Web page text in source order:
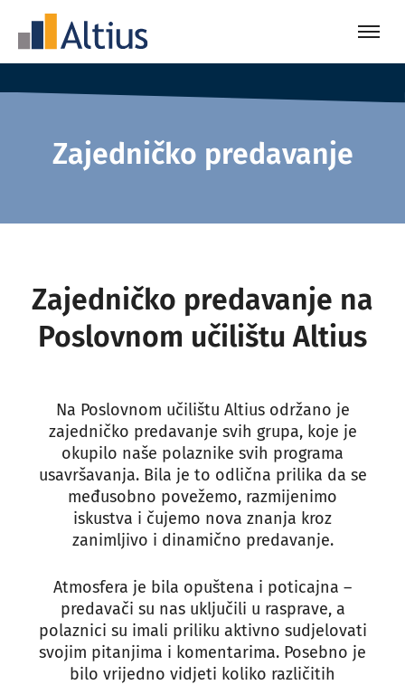
Zajedničko predavanje
Zajedničko predavanje na
Poslovnom učilištu Altius
Na Poslovnom učilištu Altius održano je
zajedničko predavanje svih grupa, koje je
okupilo naše polaznike svih programa
usavršavanja. Bila je to odlična prilika da se
međusobno povežemo, razmijenimo
iskustva i čujemo nova znanja kroz
zanimljivo i dinamično predavanje.
Atmosfera je bila opuštena i poticajna –
predavači su nas uključili u rasprave, a
polaznici su imali priliku aktivno sudjelovati
svojim pitanjima i komentarima. Posebno je
bilo vrijedno vidjeti koliko različitih